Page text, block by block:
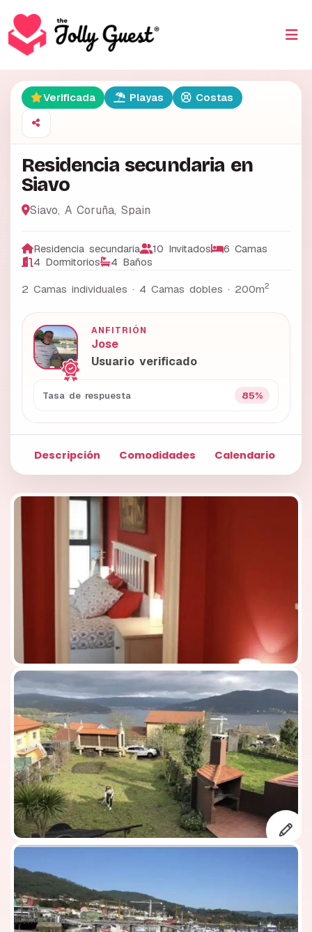
Verificada Playas Costas
Residencia secundaria en
Siavo
Siavo, A Coruña, Spain
Residencia secundaria 10 Invitados
6 Camas
4 Dormitorios
4 Baños
2 Camas individuales · 4 Camas dobles · 200m2
ANFITRIÓN
Jose
Usuario verificado
Tasa de respuesta 85%
Descripción Comodidades Calendario